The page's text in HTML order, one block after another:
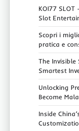
KOI77
Slot
Scopri i
pratica e
The Invisible
Smartest
Unlocking
Become
Inside